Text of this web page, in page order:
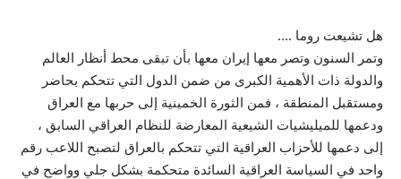
هل تشيعت روما ….
وتمر السنون وتصر معها إيران معها بأن تبقى محط أنظار العالم
والدولة ذات الأهمية الكبرى من ضمن الدول التي تتحكم بحاضر
ومستقبل المنطقة ، فمن الثورة الخمينية إلى حربها مع العراق
ودعمها للميليشيات الشيعية المعارضة للنظام العراقي السابق ،
إلى دعمها للأحزاب العراقية التي تتحكم بالعراق لتصبح اللاعب رقم
واحد في السياسة العراقية السائدة متحكمة بشكل جلي وواضح في